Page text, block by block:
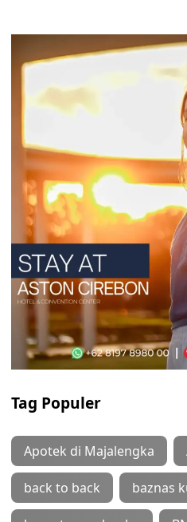
Tag Populer
Apotek di Majalengka
back to back baznas